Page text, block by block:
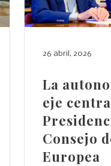
26 abril, 2026
La
eje
Consejo
Europea